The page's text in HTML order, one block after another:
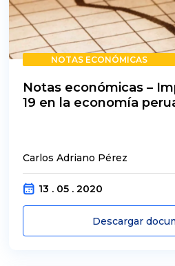
NOTAS ECONÓMICAS
Notas económicas –
19 en la economía
Carlos Adriano Pérez
13 . 05 . 2020
Descargar